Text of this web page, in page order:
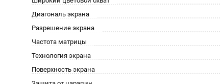
Диагональ экрана
Разрешение экрана
Частота матрицы
Технология экрана
Поверхность экрана